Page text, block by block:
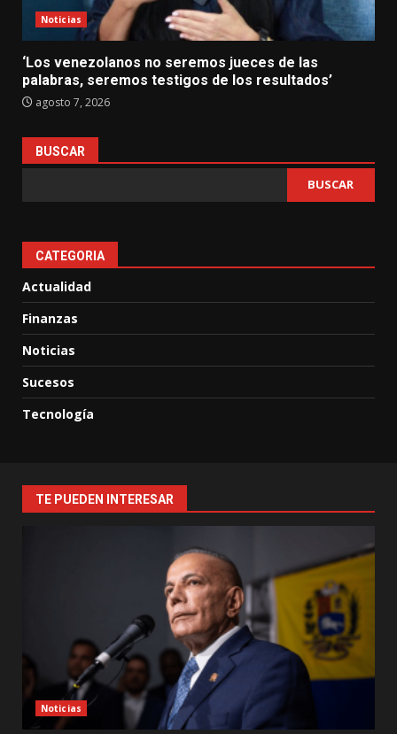
Noticias
‘Los venezolanos no seremos jueces de las
palabras, seremos testigos de los resultados’
agosto 7, 2026
BUSCAR
BUSCAR
CATEGORIA
Actualidad
Finanzas
Noticias
Sucesos
Tecnología
TE PUEDEN INTERESAR
Noticias